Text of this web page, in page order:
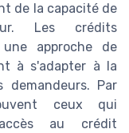
de la capacité de
Les crédits
approche de
à s'adapter à la
Par
ceux qui
au crédit